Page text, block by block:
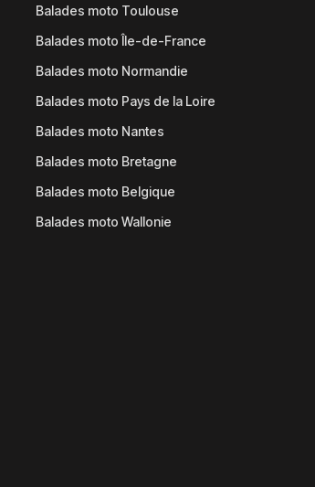
Balades moto Toulouse
Balades moto Île-de-France
Balades moto Normandie
Balades moto Pays de la Loire
Balades moto Nantes
Balades moto Bretagne
Balades moto Belgique
Balades moto Wallonie